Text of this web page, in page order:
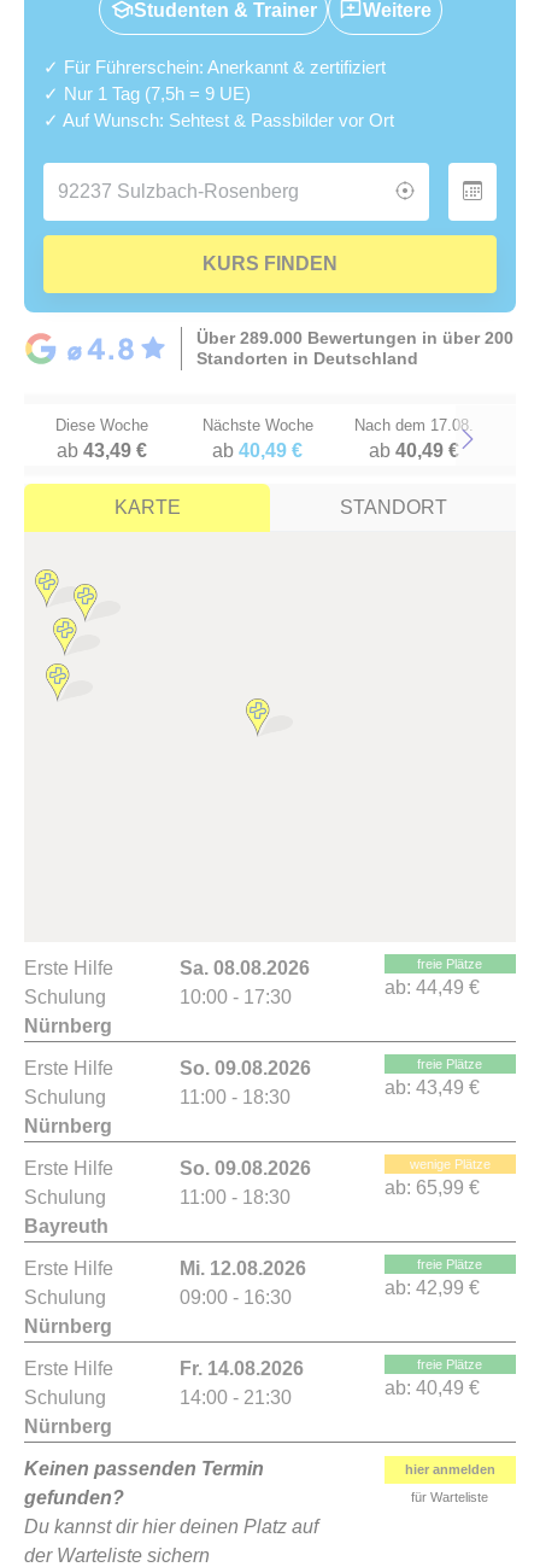
Studenten & Trainer Weitere
✓ Für Führerschein: Anerkannt & zertifiziert
✓ Nur 1 Tag (7,5h = 9 UE)
✓ Auf Wunsch: Sehtest & Passbilder vor Ort
KURS FINDEN
Über 289.000 Bewertungen in über 200
Standorten in Deutschland
Diese Woche
ab43,49 €
Nächste Woche
ab40,49 €
Nach dem 17.08.
ab 40,49 €Next
KARTE STANDORT
Erste Hilfe
Schulung
Nürnberg
Sa. 08.08.2026
10:00 - 17:30
freie Plätze
ab: 44,49 €
Erste Hilfe
Schulung
Nürnberg
So. 09.08.2026
11:00 - 18:30
freie Plätze
ab: 43,49 €
Erste Hilfe
Schulung
Bayreuth
So. 09.08.2026
11:00 - 18:30
wenige Plätze
ab: 65,99 €
Erste Hilfe
Schulung
Nürnberg
Mi. 12.08.2026
09:00 - 16:30
freie Plätze
ab: 42,99 €
Erste Hilfe
Schulung
Nürnberg
Fr. 14.08.2026
14:00 - 21:30
freie Plätze
ab: 40,49 €
Keinen passenden Termin
gefunden?
Du kannst dir hier deinen Platz auf
der Warteliste sichern
hier anmelden
für Warteliste